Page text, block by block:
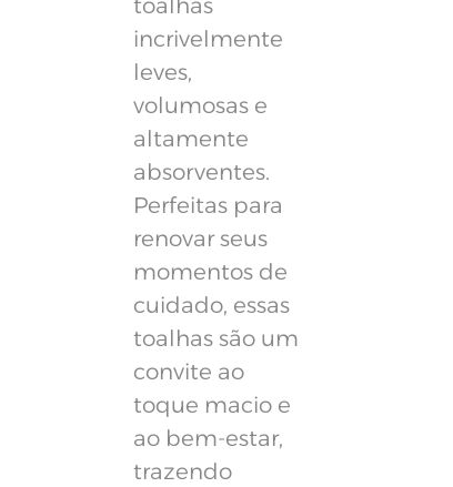
toalhas
incrivelmente
leves,
volumosas e
altamente
absorventes.
Perfeitas para
renovar seus
momentos de
cuidado, essas
toalhas são um
convite ao
toque macio e
ao bem-estar,
trazendo